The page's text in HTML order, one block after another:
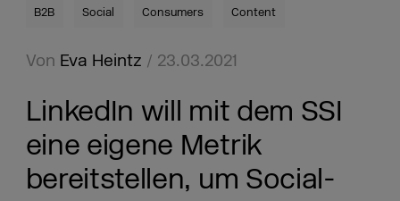
B2B Social Consumers Content
Von Eva Heintz / 23.03.2021
LinkedIn will mit dem SSI
eine eigene Metrik
bereitstellen, um Social-